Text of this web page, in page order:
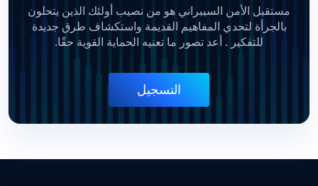
مستقبل الأمن السيبراني هو من نصيب أولئك الذين يتحلون
بالجرأة لتحدي المفاهيم القديمة واستكشاف طرق جديدة
للتفكير . أعد تصور ما تعنيه الحماية القوية حقًا.
التسجيل